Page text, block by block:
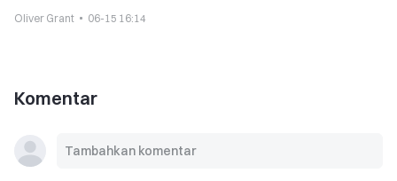
Oliver Grant 06-15 16:14
Komentar